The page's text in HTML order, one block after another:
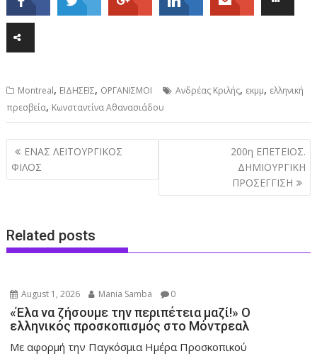
Montreal, ΕΙΔΗΣΕΙΣ, ΟΡΓΑΝΙΣΜΟΙ Ανδρέας Κριλής, εκμμ, ελληνική
πρεσβεία, Κωνσταντίνα Αθανασιάδου
Post
navigation
ΕΝΑΣ ΛΕΙΤΟΥΡΓΙΚΟΣ
ΦΙΛΟΣ
200η ΕΠΕΤΕΙΟΣ.
ΔΗΜΙΟΥΡΓΙΚΗ
ΠΡΟΣΕΓΓΙΣΗ
Related posts
August 1, 2026 Mania Samba 0
«Έλα να ζήσουμε την περιπέτεια μαζί!» Ο
ελληνικός προσκοπισμός στο Μόντρεαλ
Με αφορμή την Παγκόσμια Ημέρα Προσκοπικού